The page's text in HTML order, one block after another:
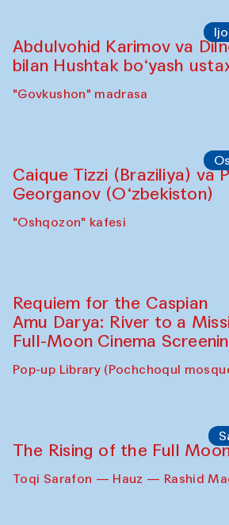
Abdulvohid Karimov va
bilan Hushtak bo‘yash
"Govkushon" madrasa
Caique Tizzi (Braziliya) va
Georganov (O‘zbekiston)
"Oshqozon" kafesi
Requiem for the Caspian
Amu Darya: River to a
Full-Moon Cinema
Pop-up Library (Pochchoqul
The Rising of the Full
Toqi Sarafon — Hauz — Rashid